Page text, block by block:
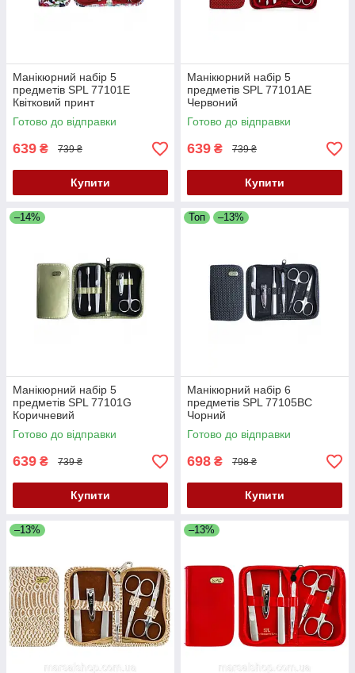
Манікюрний набір 5
предметів SPL 77101E
Квітковий принт
Готово до відправки
639 ₴ 739 ₴
Купити
Манікюрний набір 5
предметів SPL 77101AE
Червоний
Готово до відправки
639 ₴ 739 ₴
Купити
–14%
Манікюрний набір 5
предметів SPL 77101G
Коричневий
Готово до відправки
639 ₴ 739 ₴
Купити
Топ –13%
Манікюрний набір 6
предметів SPL 77105BC
Чорний
Готово до відправки
698 ₴ 798 ₴
Купити
–13% –13%